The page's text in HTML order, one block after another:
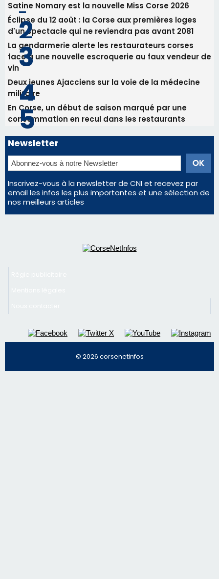
30/07/2026 08:33
Bastia - Assunta Gloriosa à la Cathédrale
Sainte-Marie
Les plus lus
Satine Nomary est la nouvelle Miss Corse 2026
Éclipse du 12 août : la Corse aux premières loges
d'un spectacle qui ne reviendra pas avant 2081
La gendarmerie alerte les restaurateurs corses
face à une nouvelle escroquerie au faux vendeur de
vin
Deux jeunes Ajacciens sur la voie de la médecine
militaire
En Corse, un début de saison marqué par une